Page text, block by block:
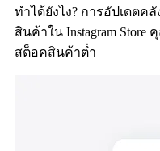
ทำได้ยังไง? การอัปเดตค
สินค้าใน Instagram
สต็อคสินค้าต่ำ